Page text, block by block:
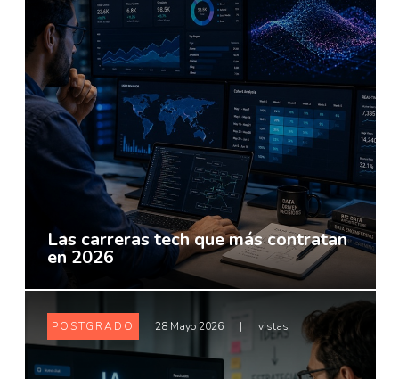
Las carreras tech que más contratan
en 2026
POSTGRADO 28 Mayo 2026 | vistas